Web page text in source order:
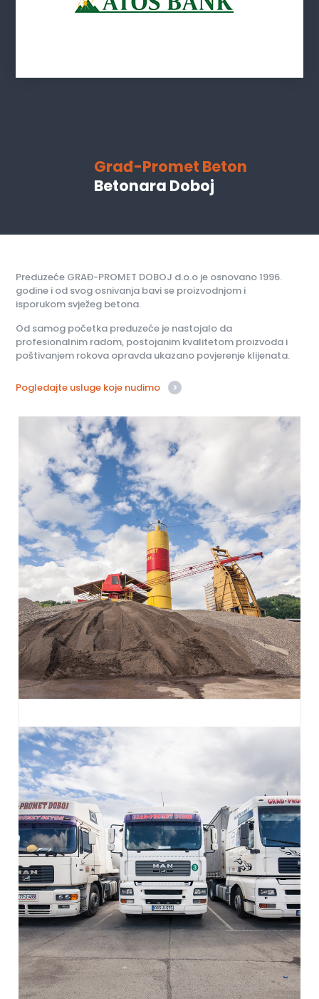
Građ-Promet Beton
Betonara Doboj
Preduzeće GRAĐ-PROMET DOBOJ d.o.o je osnovano 1996.
godine i od svog osnivanja bavi se proizvodnjom i
isporukom svježeg betona.
Od samog početka preduzeće je nastojalo da
profesionalnim radom, postojanim kvalitetom proizvoda i
poštivanjem rokova opravda ukazano povjerenje klijenata.
Pogledajte usluge koje nudimo
Betonska baza
naselje Bare u Doboju